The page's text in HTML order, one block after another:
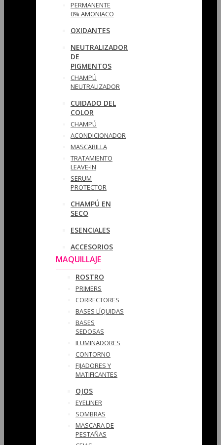
PERMANENTE
0% AMONIACO
OXIDANTES
NEUTRALIZADOR
DE
PIGMENTOS
CHAMPÚ
NEUTRALIZADOR
CUIDADO DEL
COLOR
CHAMPÚ
ACONDICIONADOR
MASCARILLA
TRATAMIENTO
LEAVE-IN
SERUM
PROTECTOR
CHAMPÚ EN
SECO
ESENCIALES
ACCESORIOS
MAQUILLAJE
ROSTRO
PRIMERS
CORRECTORES
BASES LÍQUIDAS
BASES
SEDOSAS
ILUMINADORES
CONTORNO
FIJADORES Y
MATIFICANTES
OJOS
EYELINER
SOMBRAS
MASCARA DE
PESTAÑAS